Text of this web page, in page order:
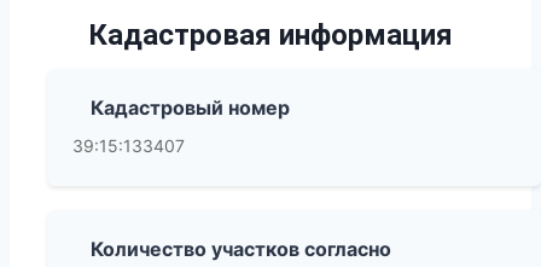
Кадастровая информация
Кадастровый номер
39:15:133407
Количество участков согласно